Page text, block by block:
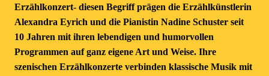
Erzählkonzert- diesen Begriff prägen die Erzählkünstlerin
Alexandra Eyrich und die Pianistin Nadine Schuster seit
10 Jahren mit ihren lebendigen und humorvollen
Programmen auf ganz eigene Art und Weise. Ihre
szenischen Erzählkonzerte verbinden klassische Musik mit